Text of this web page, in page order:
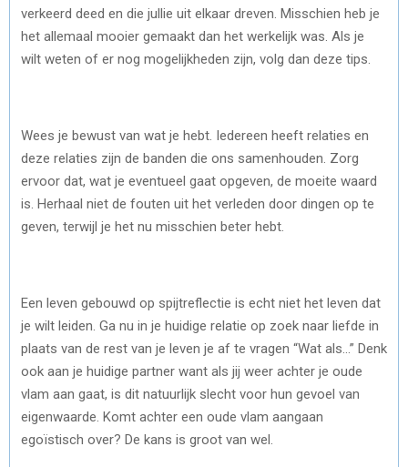
E
R
K N
verkeerd deed en die jullie uit elkaar dreven. Misschien heb je
het allemaal mooier gemaakt dan het werkelijk was. Als je
wilt weten of er nog mogelijkheden zijn, volg dan deze tips.
Wees je bewust van wat je hebt. Iedereen heeft relaties en
deze relaties zijn de banden die ons samenhouden. Zorg
ervoor dat, wat je eventueel gaat opgeven, de moeite waard
is. Herhaal niet de fouten uit het verleden door dingen op te
geven, terwijl je het nu misschien beter hebt.
Een leven gebouwd op spijtreflectie is echt niet het leven dat
je wilt leiden. Ga nu in je huidige relatie op zoek naar liefde in
plaats van de rest van je leven je af te vragen “Wat als…” Denk
ook aan je huidige partner want als jij weer achter je oude
vlam aan gaat, is dit natuurlijk slecht voor hun gevoel van
eigenwaarde. Komt achter een oude vlam aangaan
egoïstisch over? De kans is groot van wel.